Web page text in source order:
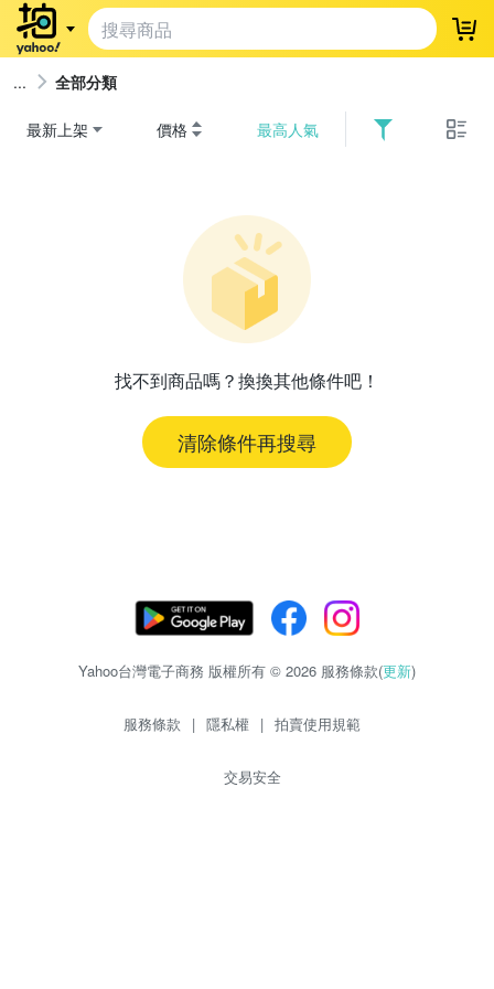
登
全部分類
最新上架 價格 最高人氣
找不到商品嗎？換換其他條件吧！
清除條件再搜尋
Yahoo台灣電子商務 版權所有 © 2026 服務條款(更新)
服務條款 | 隱私權 | 拍賣使用規範
交易安全